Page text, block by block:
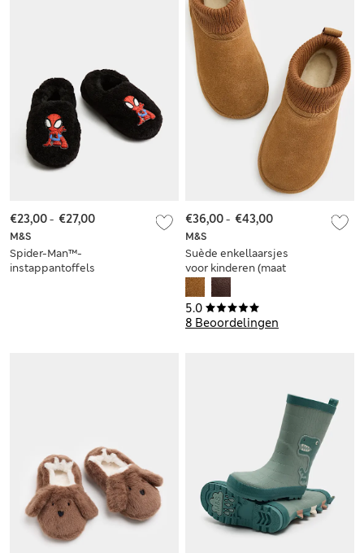
M&S
Spider-Man™-
instappantoffels
€23,00- €27,00
5.0
8 Beoordelingen
M&S
Suède enkellaarsjes
voor kinderen (maat
20,5-39,5)
€36,00- €43,00